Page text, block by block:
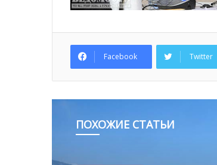
Facebook Twitter
ПОХОЖИЕ СТАТЬИ